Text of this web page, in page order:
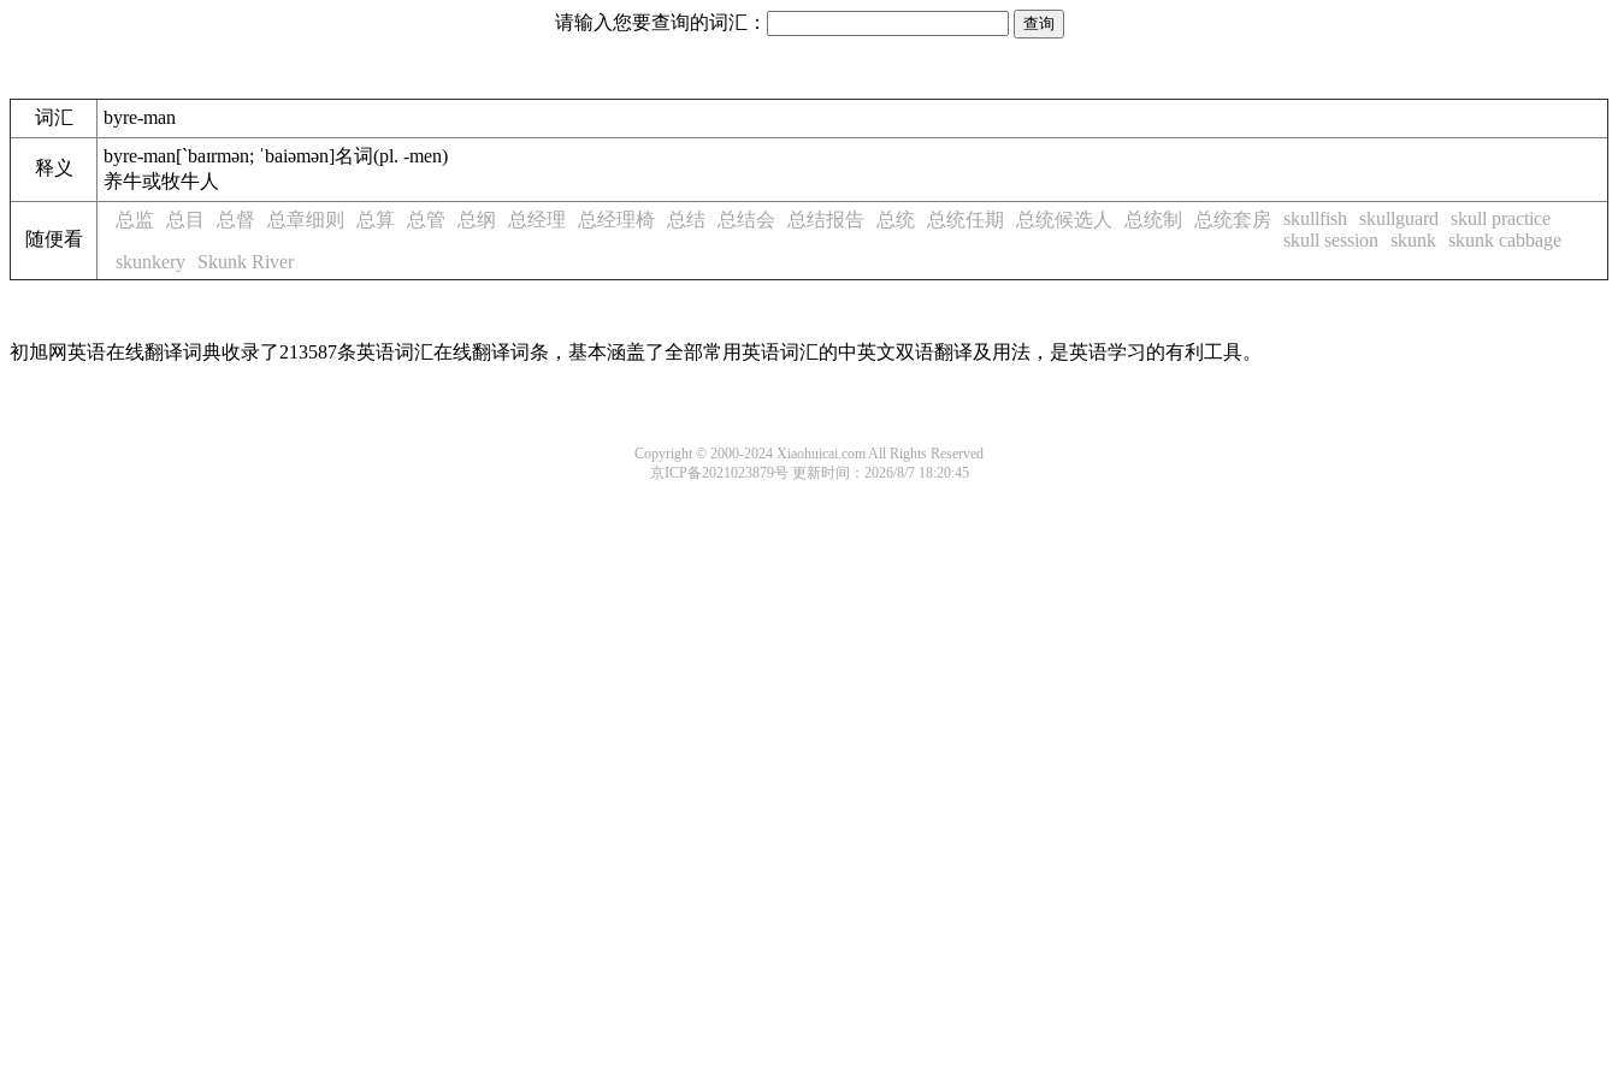
请输入您要查询的词汇：
词汇 byre-man
释义
byre-man[`baɪrmən; ˈbaiəmən]名词(pl. -men)
养牛或牧牛人
随便看
总监 总目 总督 总章细则 总算 总管 总纲 总经理 总经理椅 总结 总结会 总结报告 总统 总统任期 总统候选人 总统制 总统套房 skullfish skullguard
skull practice
skull session
skunk
skunk cabbage
skunkery
Skunk River
初旭网英语在线翻译词典收录了213587条英语词汇在线翻译词条，基本涵盖了全部常用英语词汇的中英文双语翻译及用法，是英语学习的有利工具。
Copyright © 2000-2024 Xiaohuicai.com All Rights Reserved
京ICP备2021023879号更新时间：2026/8/7 18:20:45